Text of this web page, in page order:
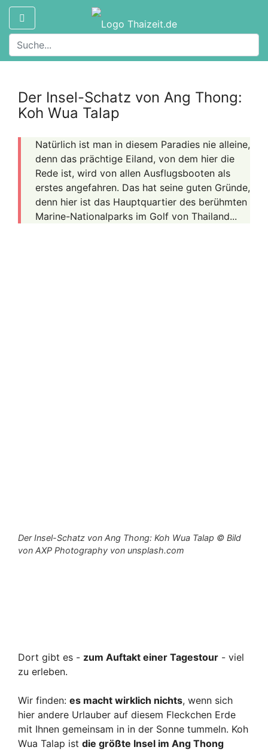
Der Insel-Schatz von Ang Thong:
Koh Wua Talap
Natürlich ist man in diesem Paradies nie alleine,
denn das prächtige Eiland, von dem hier die
Rede ist, wird von allen Ausflugsbooten als
erstes angefahren. Das hat seine guten Gründe,
denn hier ist das Hauptquartier des berühmten
Marine-Nationalparks im Golf von Thailand...
Der Insel-Schatz von Ang Thong: Koh Wua Talap © Bild
von AXP Photography von unsplash.com
Dort gibt es - zum Auftakt einer Tagestour - viel
zu erleben.
Wir finden: es macht wirklich nichts, wenn sich
hier andere Urlauber auf diesem Fleckchen Erde
mit Ihnen gemeinsam in in der Sonne tummeln. Koh
Wua Talap ist die größte Insel im Ang Thong